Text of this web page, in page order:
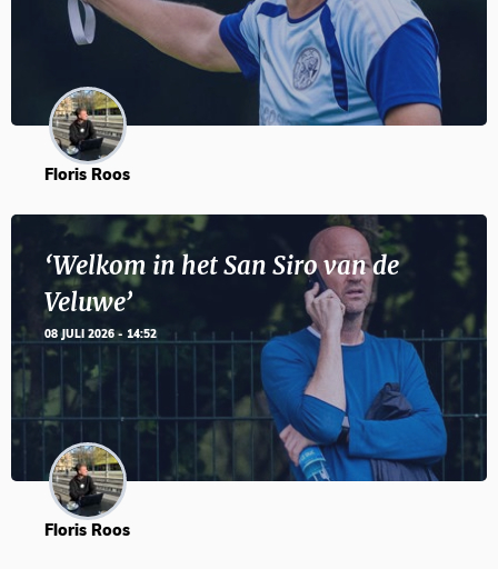
Floris Roos
‘Welkom in het San Siro van de
Veluwe’
08 JULI 2026 - 14:52
Floris Roos